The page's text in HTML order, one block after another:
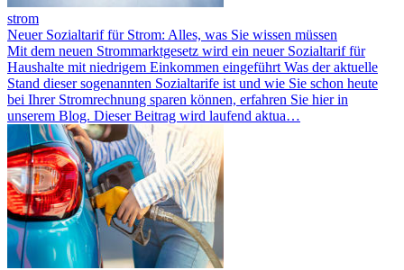
strom
Neuer Sozialtarif für Strom: Alles, was Sie wissen müssen
Mit dem neuen Strommarktgesetz wird ein neuer Sozialtarif für
Haushalte mit niedrigem Einkommen eingeführt Was der aktuelle
Stand dieser sogenannten Sozialtarife ist und wie Sie schon heute
bei Ihrer Stromrechnung sparen können, erfahren Sie hier in
unserem Blog. Dieser Beitrag wird laufend aktua…